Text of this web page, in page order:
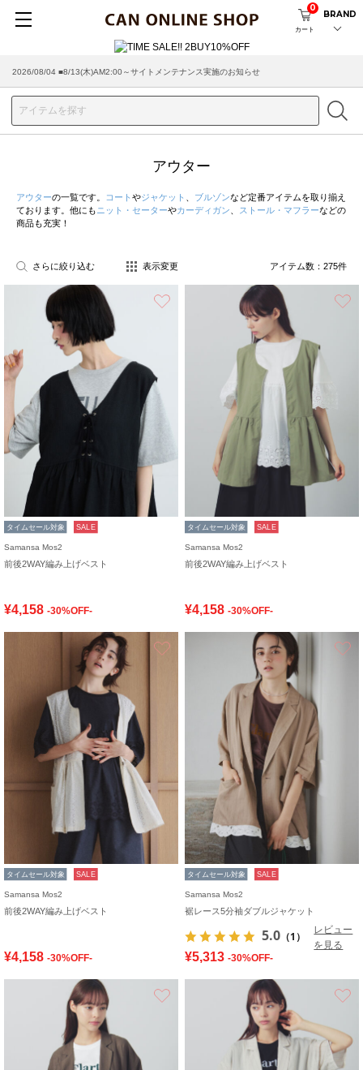
カート
0
BRAND
2026/07/29 ■【お知らせ】ヤマト運輸の配送遅延・停止について
アウター
アウターの一覧です。 コート やジャケット ブルゾンなど定番アイテムを取り揃え
ております。他にも ニット・セーターやカーディガン ストール・マフラーなどの
商品も充実！
さらに絞り込む 表示変更 アイテム数： 275件
タイムセール対象 SALE
Samansa Mos2
前後2WAY編み上げベスト
¥4,158 -30%OFF-
タイムセール対象 SALE
Samansa Mos2
前後2WAY編み上げベスト
¥4,158 -30%OFF-
タイムセール対象 SALE
Samansa Mos2
前後2WAY編み上げベスト
¥4,158 -30%OFF-
タイムセール対象 SALE
Samansa Mos2
裾レース5分袖ダブルジャケット
5.0 （1）
レビュー
を見る
¥5,313 -30%OFF-